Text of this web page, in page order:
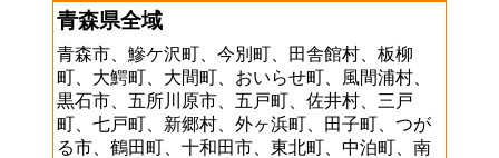
青森県全域
青森市、鰺ケ沢町、今別町、田舎館村、板柳
町、大鰐町、大間町、おいらせ町、風間浦村、
黒石市、五所川原市、五戸町、佐井村、三戸
町、七戸町、新郷村、外ヶ浜町、田子町、つが
る市、鶴田町、十和田市、東北町、中泊町、南